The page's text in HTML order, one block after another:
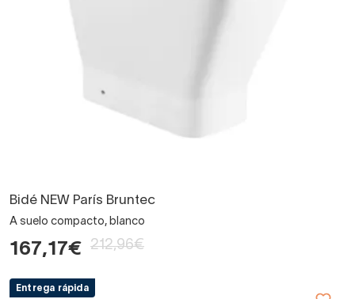
Bidé NEW París Bruntec
A suelo compacto, blanco
167,17€ 212,96€
Entrega rápida